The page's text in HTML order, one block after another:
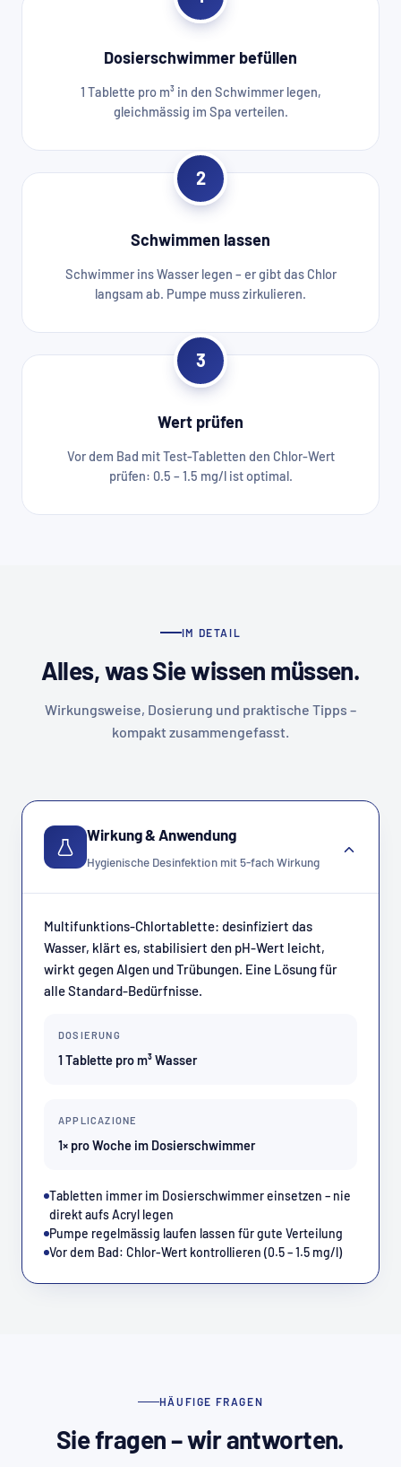
Dosierschwimmer befüllen
1 Tablette pro m³ in den Schwimmer legen,
gleichmässig im Spa verteilen.
2
Schwimmen lassen
Schwimmer ins Wasser legen – er gibt das Chlor
langsam ab. Pumpe muss zirkulieren.
3
Wert prüfen
Vor dem Bad mit Test-Tabletten den Chlor-Wert
prüfen: 0.5 – 1.5 mg/l ist optimal.
IM DETAIL
Alles, was Sie wissen müssen.
Wirkungsweise, Dosierung und praktische Tipps –
kompakt zusammengefasst.
Wirkung & Anwendung
Hygienische Desinfektion mit 5-fach Wirkung
Multifunktions-Chlortablette: desinfiziert das
Wasser, klärt es, stabilisiert den pH-Wert leicht,
wirkt gegen Algen und Trübungen. Eine Lösung für
alle Standard-Bedürfnisse.
DOSIERUNG
1 Tablette pro m³ Wasser
APPLICAZIONE
1× pro Woche im Dosierschwimmer
Tabletten immer im Dosierschwimmer einsetzen – nie
direkt aufs Acryl legen
Pumpe regelmässig laufen lassen für gute Verteilung
Vor dem Bad: Chlor-Wert kontrollieren (0.5 – 1.5 mg/l)
HÄUFIGE FRAGEN
Sie fragen – wir antworten.